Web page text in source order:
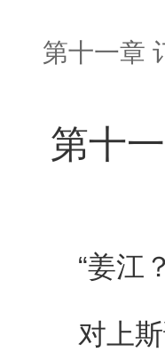
第十一章
第十
“姜江
对上斯